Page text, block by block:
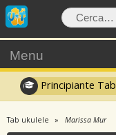
Menu
Principiante Tab
Tab ukulele Marissa Mur